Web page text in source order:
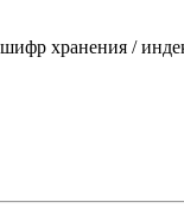
хранения /